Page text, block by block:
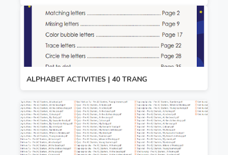
ALPHABET ACTIVITIES | 40 TRANG